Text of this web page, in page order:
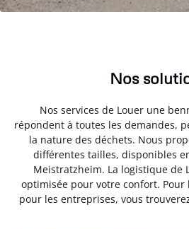
Nos
Nos services de Louer une
répondent à toutes les demandes,
la nature des déchets. Nous
différentes tailles, disponibles
Meistratzheim. La logistique de
optimisée pour votre confort.
pour les entreprises, vous